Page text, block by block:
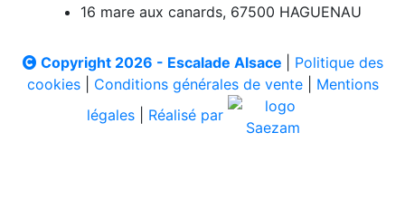
16 mare aux canards, 67500 HAGUENAU
Copyright 2026 - Escalade Alsace
Politique des
cookies| Conditions générales de vente| Mentions
légales
Réalisé par